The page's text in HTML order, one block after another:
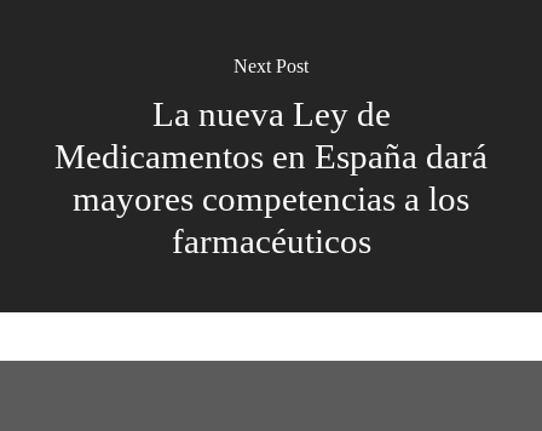
Next Post
La nueva Ley de
Medicamentos en España dará
mayores competencias a los
farmacéuticos